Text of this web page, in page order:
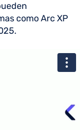
como Arc XP